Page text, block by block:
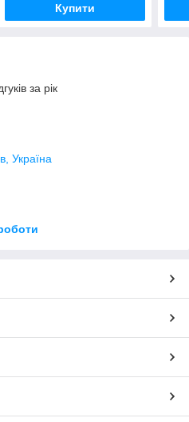
Купити
за рік
Україна